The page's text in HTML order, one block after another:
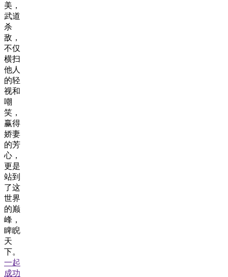
美，
武道
杀
敌，
不仅
横扫
他人
的轻
视和
嘲
笑，
赢得
娇妻
的芳
心，
更是
站到
了这
世界
的巅
峰，
睥睨
天
下。
一起
成功